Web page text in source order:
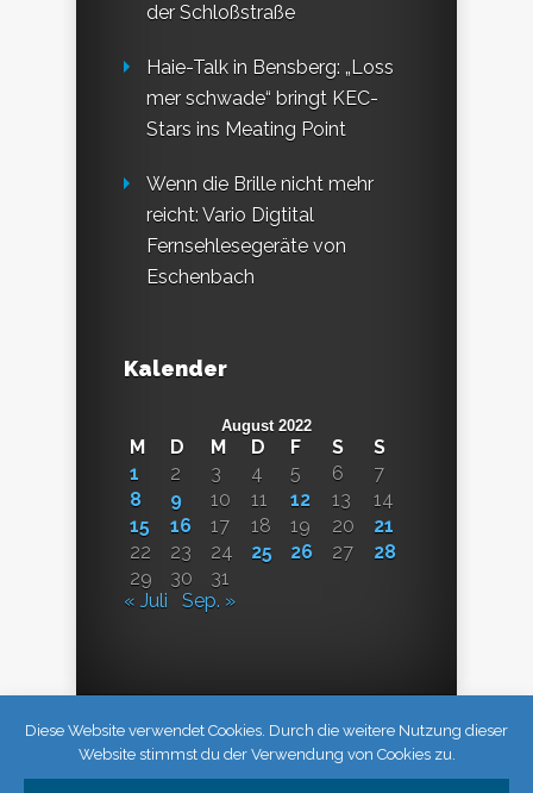
der Schloßstraße
Haie-Talk in Bensberg: „Loss
mer schwade“ bringt KEC-
Stars ins Meating Point
Wenn die Brille nicht mehr
reicht: Vario Digtital
Fernsehlesegeräte von
Eschenbach
Kalender
August 2022
M D M D F S
S
1
2 3 4 5 6
7
8
9 10 11 12 13
14
15
16 17 18 19 20
21
22
23 24 25 26 27
28
29
30
31
« Juli
Sep. »
Diese Website verwendet Cookies. Durch die weitere Nutzung dieser
Website stimmst du der Verwendung von Cookies zu.